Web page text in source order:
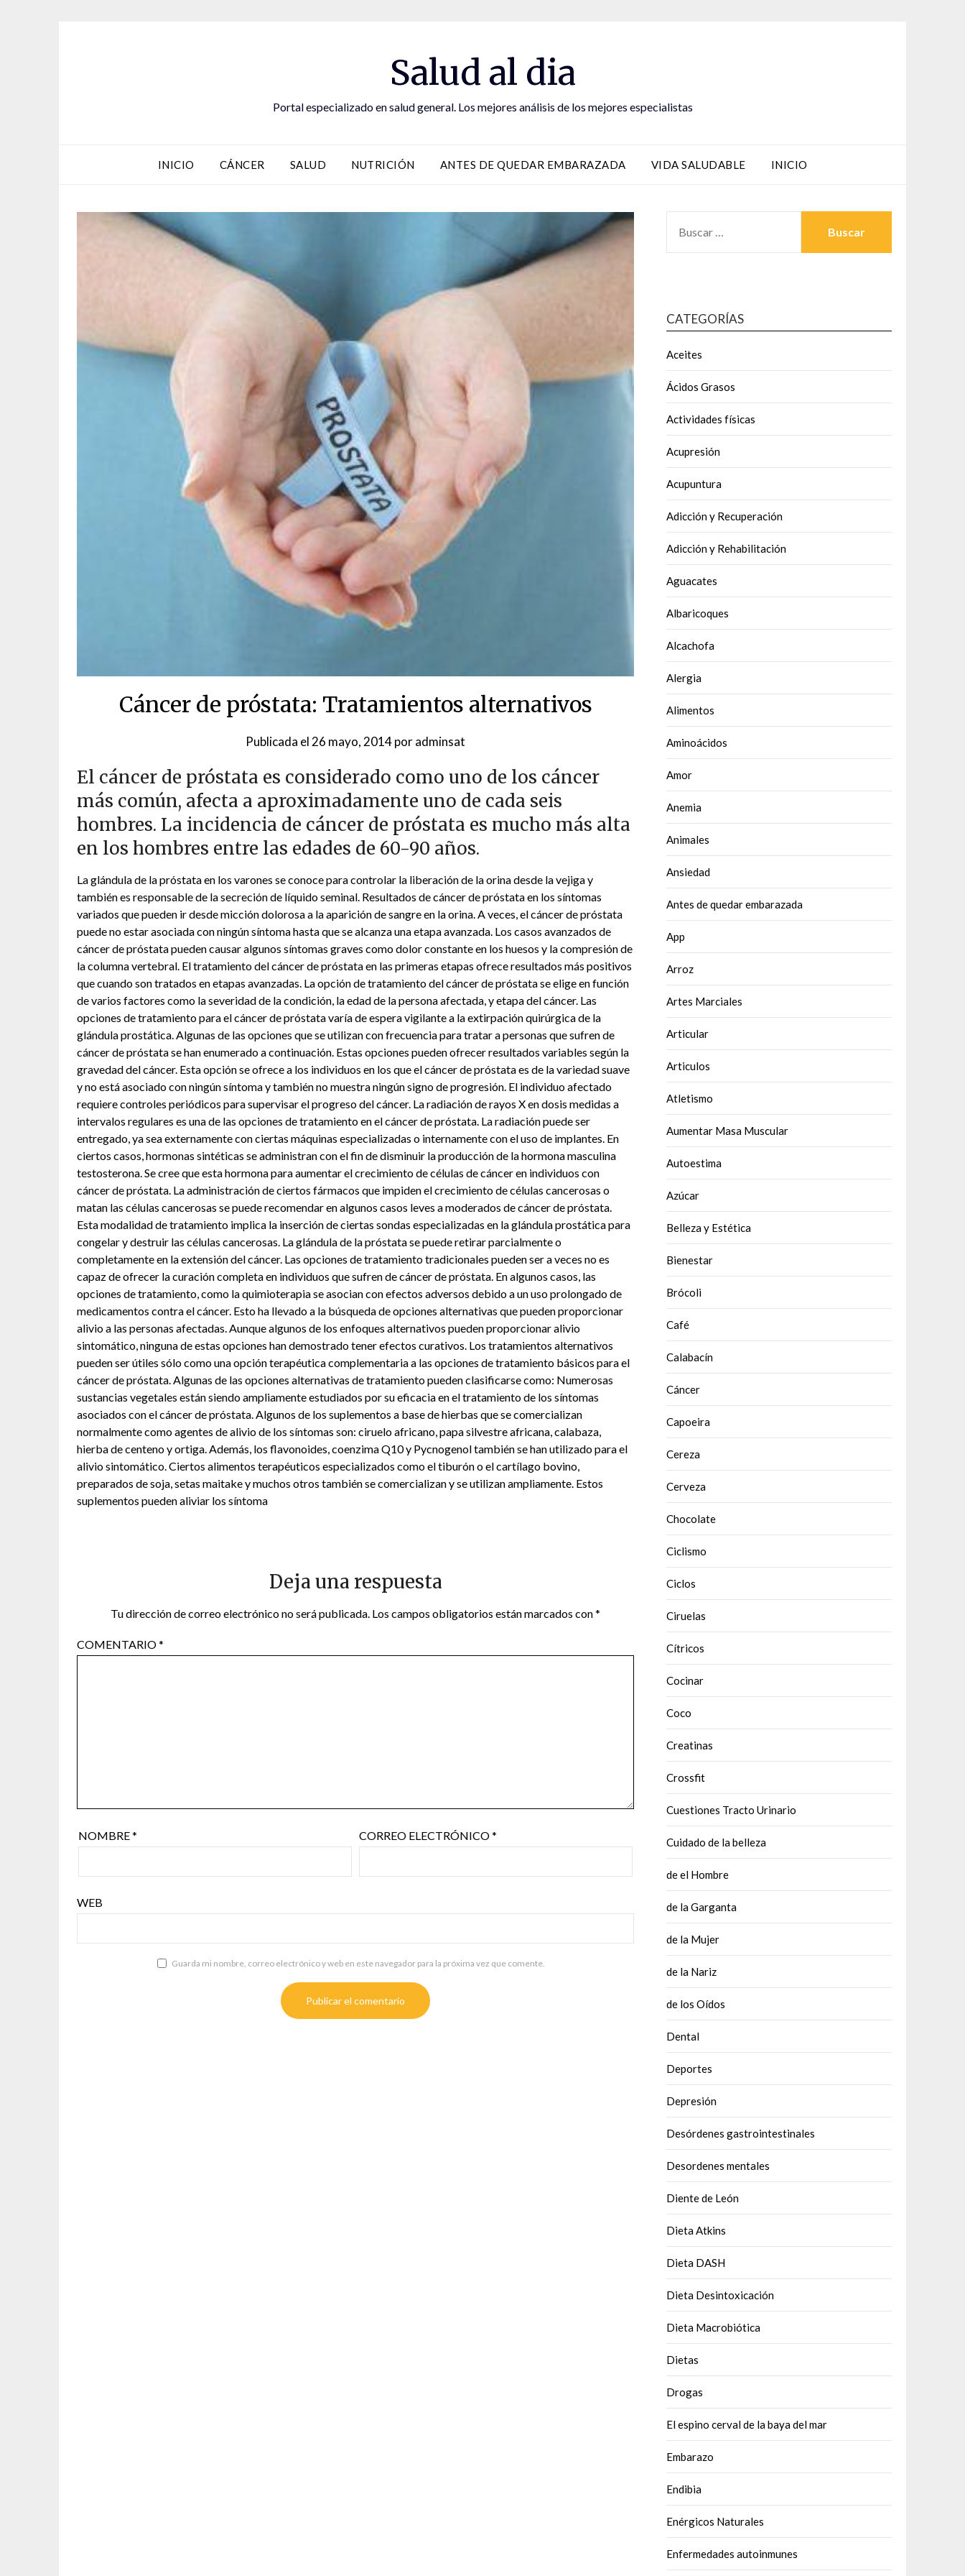
Salud al dia
Portal especializado en salud general. Los mejores análisis de los mejores especialistas
INICIO CÁNCER SALUD NUTRICIÓN ANTES DE QUEDAR EMBARAZADA VIDA SALUDABLE INICIO
Cáncer de próstata: Tratamientos alternativos
Publicada el26 mayo, 2014poradminsat
El cáncer de próstata es considerado como uno de los cáncer
más común, afecta a aproximadamente uno de cada seis
hombres. La incidencia de cáncer de próstata es mucho más alta
en los hombres entre las edades de 60-90 años.
La glándula de la próstata en los varones se conoce para controlar la liberación de la orina desde la vejiga y
también es responsable de la secreción de líquido seminal. Resultados de cáncer de próstata en los síntomas
variados que pueden ir desde micción dolorosa a la aparición de sangre en la orina. A veces, el cáncer de próstata
puede no estar asociada con ningún síntoma hasta que se alcanza una etapa avanzada. Los casos avanzados de
cáncer de próstata pueden causar algunos síntomas graves como dolor constante en los huesos y la compresión de
la columna vertebral. El tratamiento del cáncer de próstata en las primeras etapas ofrece resultados más positivos
que cuando son tratados en etapas avanzadas. La opción de tratamiento del cáncer de próstata se elige en función
de varios factores como la severidad de la condición, la edad de la persona afectada, y etapa del cáncer. Las
opciones de tratamiento para el cáncer de próstata varía de espera vigilante a la extirpación quirúrgica de la
glándula prostática. Algunas de las opciones que se utilizan con frecuencia para tratar a personas que sufren de
cáncer de próstata se han enumerado a continuación. Estas opciones pueden ofrecer resultados variables según la
gravedad del cáncer. Esta opción se ofrece a los individuos en los que el cáncer de próstata es de la variedad suave
y no está asociado con ningún síntoma y también no muestra ningún signo de progresión. El individuo afectado
requiere controles periódicos para supervisar el progreso del cáncer. La radiación de rayos X en dosis medidas a
intervalos regulares es una de las opciones de tratamiento en el cáncer de próstata. La radiación puede ser
entregado, ya sea externamente con ciertas máquinas especializadas o internamente con el uso de implantes. En
ciertos casos, hormonas sintéticas se administran con el fin de disminuir la producción de la hormona masculina
testosterona. Se cree que esta hormona para aumentar el crecimiento de células de cáncer en individuos con
cáncer de próstata. La administración de ciertos fármacos que impiden el crecimiento de células cancerosas o
matan las células cancerosas se puede recomendar en algunos casos leves a moderados de cáncer de próstata.
Esta modalidad de tratamiento implica la inserción de ciertas sondas especializadas en la glándula prostática para
congelar y destruir las células cancerosas. La glándula de la próstata se puede retirar parcialmente o
completamente en la extensión del cáncer. Las opciones de tratamiento tradicionales pueden ser a veces no es
capaz de ofrecer la curación completa en individuos que sufren de cáncer de próstata. En algunos casos, las
opciones de tratamiento, como la quimioterapia se asocian con efectos adversos debido a un uso prolongado de
medicamentos contra el cáncer. Esto ha llevado a la búsqueda de opciones alternativas que pueden proporcionar
alivio a las personas afectadas. Aunque algunos de los enfoques alternativos pueden proporcionar alivio
sintomático, ninguna de estas opciones han demostrado tener efectos curativos. Los tratamientos alternativos
pueden ser útiles sólo como una opción terapéutica complementaria a las opciones de tratamiento básicos para el
cáncer de próstata. Algunas de las opciones alternativas de tratamiento pueden clasificarse como: Numerosas
sustancias vegetales están siendo ampliamente estudiados por su eficacia en el tratamiento de los síntomas
asociados con el cáncer de próstata. Algunos de los suplementos a base de hierbas que se comercializan
normalmente como agentes de alivio de los síntomas son: ciruelo africano, papa silvestre africana, calabaza,
hierba de centeno y ortiga. Además, los flavonoides, coenzima Q10 y Pycnogenol también se han utilizado para el
alivio sintomático. Ciertos alimentos terapéuticos especializados como el tiburón o el cartílago bovino,
preparados de soja, setas maitake y muchos otros también se comercializan y se utilizan ampliamente. Estos
suplementos pueden aliviar los síntoma
Deja una respuesta
Tu dirección de correo electrónico no será publicada. Los campos obligatorios están marcados con*
COMENTARIO*
NOMBRE* CORREO ELECTRÓNICO*
WEB
Guarda mi nombre, correo electrónico y web en este navegador para la próxima vez que comente.
CATEGORÍAS
Aceites
Ácidos Grasos
Actividades físicas
Acupresión
Acupuntura
Adicción y Recuperación
Adicción y Rehabilitación
Aguacates
Albaricoques
Alcachofa
Alergia
Alimentos
Aminoácidos
Amor
Anemia
Animales
Ansiedad
Antes de quedar embarazada
App
Arroz
Artes Marciales
Articular
Articulos
Atletismo
Aumentar Masa Muscular
Autoestima
Azúcar
Belleza y Estética
Bienestar
Brócoli
Café
Calabacín
Cáncer
Capoeira
Cereza
Cerveza
Chocolate
Ciclismo
Ciclos
Ciruelas
Cítricos
Cocinar
Coco
Creatinas
Crossfit
Cuestiones Tracto Urinario
Cuidado de la belleza
de el Hombre
de la Garganta
de la Mujer
de la Nariz
de los Oídos
Dental
Deportes
Depresión
Desórdenes gastrointestinales
Desordenes mentales
Diente de León
Dieta Atkins
Dieta DASH
Dieta Desintoxicación
Dieta Macrobiótica
Dietas
Drogas
El espino cerval de la baya del mar
Embarazo
Endibia
Enérgicos Naturales
Enfermedades autoinmunes